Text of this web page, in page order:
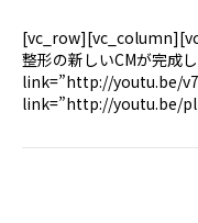
整形の新しいCMが完
link=”http://youtu.be/
link=”http://youtu.be/